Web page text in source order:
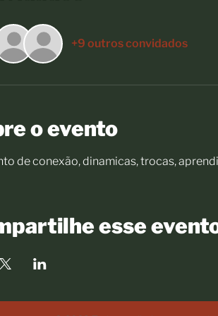
+9 outros convidados
o evento
de conexão, dinamicas, trocas,
esse